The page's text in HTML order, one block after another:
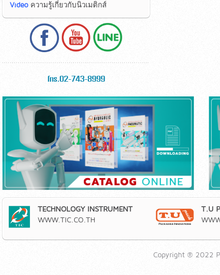
Videoความรู้เกี่ยวกับนิวเมติกส์
Videoความรู้เกี่ยวกับนิวเมติกส์
โทร.02-743-8999
TECHNOLOGY INSTRUMENT
WWW.TIC.CO.TH
T.U
Copyright ® 2022